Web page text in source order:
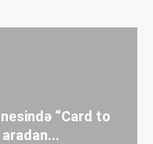
“Card to